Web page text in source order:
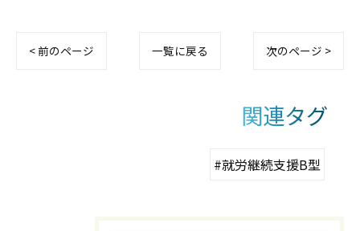
< 前のページ 一覧に戻る 次のページ >
関連タグ
#就労継続支援B型